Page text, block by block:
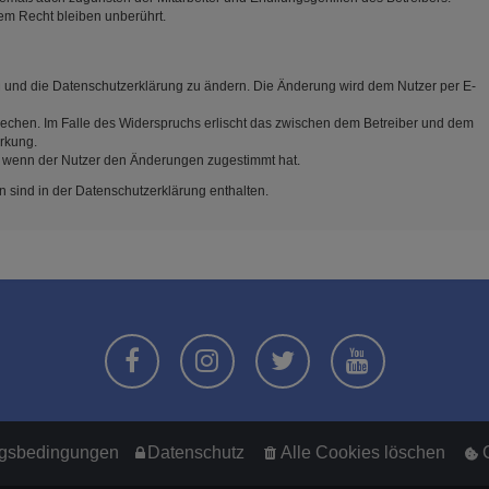
Recht bleiben unberührt.
die Datenschutzerklärung zu ändern. Die Änderung wird dem Nutzer per E-
Im Falle des Widerspruchs erlischt das zwischen dem Betreiber und dem
der Nutzer den Änderungen zugestimmt hat.
in der Datenschutzerklärung enthalten.
Alle Cookies löschen
Datenschutz